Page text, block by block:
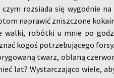
czym roz­sia­da się wy­god­nie
na­pra­wić znisz­czo­ne
walki, ro­bót­ki u mnie po
kogoś po­trze­bu­ją­ce­go
twarz, ob­la­ną
lat? Wy­star­cza­ją­co wiele,